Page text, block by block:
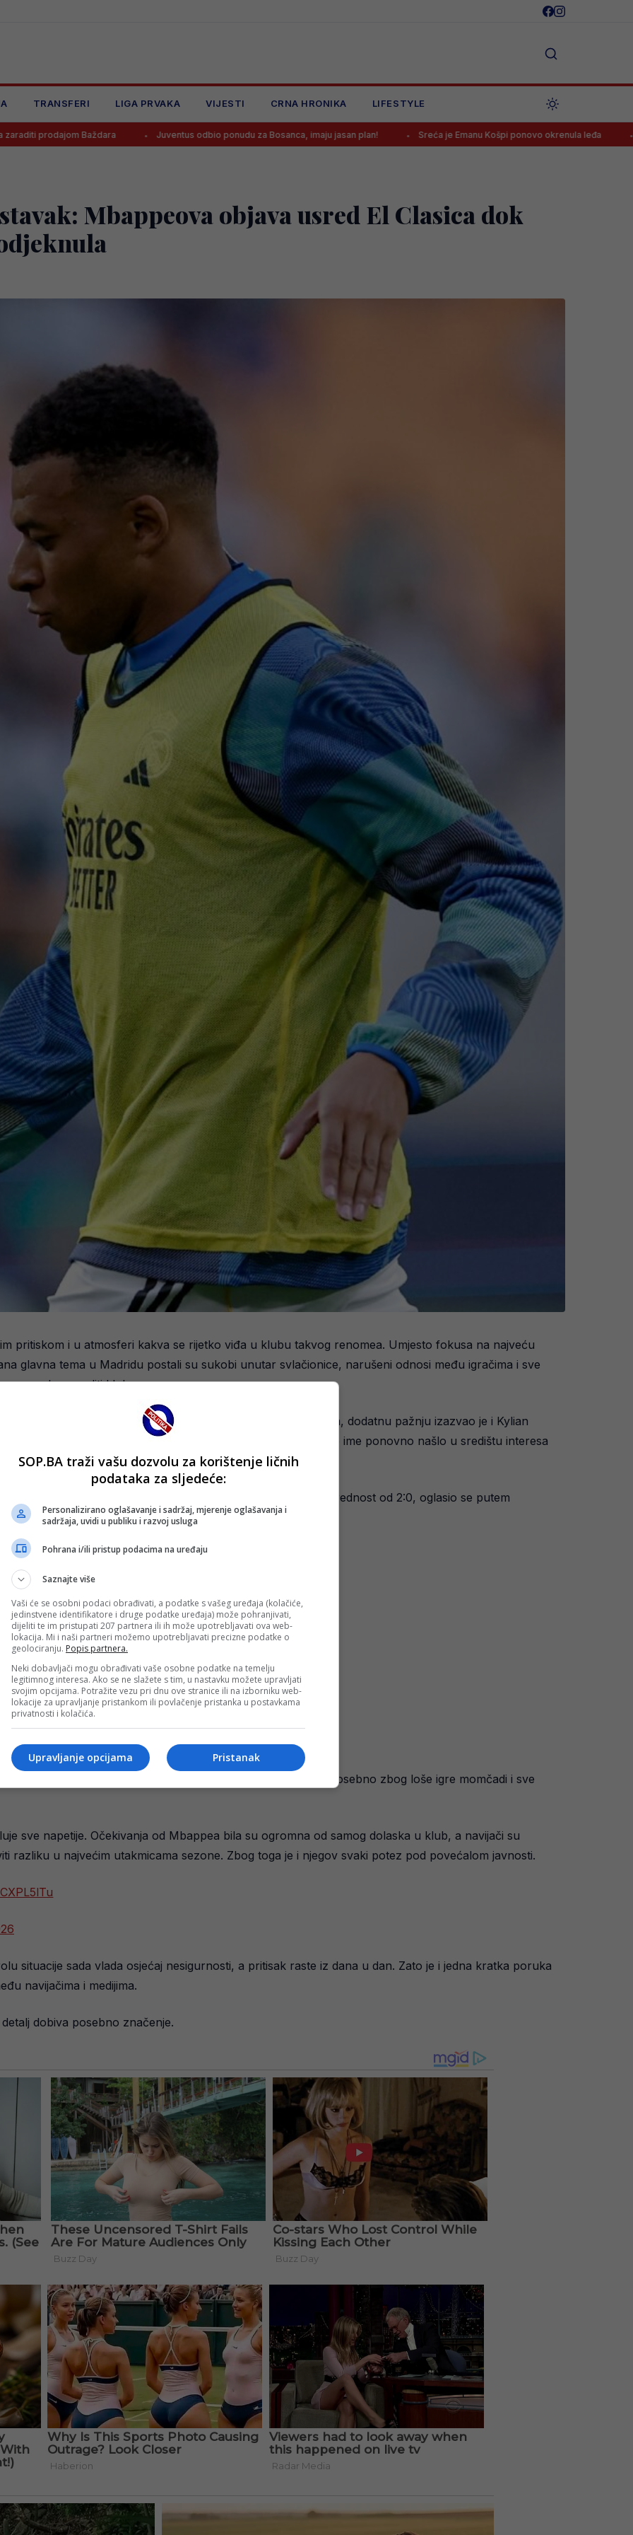
TRANSFERI LIGA PRVAKA VIJESTI CRNA HRONIKA LIFESTYLE
Baždara Juventus odbio ponudu za Bosanca, imaju jasan plan! Sreća je Emanu Košpi ponovo okrenula leđa Selektor
Mbappeova objava usred El Clasica dok
pritiskom i u atmosferi kakva se rijetko viđa u klubu takvog renomea. Umjesto fokusa na najveću
glavna tema u Madridu postali su sukobi unutar svlačionice, narušeni odnosi među igračima i sve
mogle pogoditi klub.
odlascima i čak povratku Josea Mourinha na klupu Reala, dodatnu pažnju izazvao je i Kylian
Barcelone zbog problema s ložom lijeve noge, ali se njegovo ime ponovno našlo u središtu interesa
poluvremena, u trenutku kada je Barcelona već imala prednost od 2:0, oglasio se putem
uz kratku poruku: “Hala Madrid.”
reakcije navijača bile su podijeljene.
smatrali da je objava stigla u potpuno pogrešnom trenutku, posebno zbog loše igre momčadi i sve
sve napetije. Očekivanja od Mbappea bila su ogromna od samog dolaska u klub, a navijači su
razliku u najvećim utakmicama sezone. Zbog toga je i njegov svaki potez pod povećalom javnosti.
situacije sada vlada osjećaj nesigurnosti, a pritisak raste iz dana u dan. Zato je i jedna kratka poruka
navijačima i medijima.
dobiva posebno značenje.
SOP.BA traži vašu dozvolu za korištenje ličnih
podataka za sljedeće:
Personalizirano oglašavanje i sadržaj, mjerenje oglašavanja i
sadržaja, uvidi u publiku i razvoj usluga
Pohrana i/ili pristup podacima na uređaju
Saznajte više
Vaši će se osobni podaci obrađivati, a podatke s vašeg uređaja (kolačiće,
jedinstvene identifikatore i druge podatke uređaja) može pohranjivati,
dijeliti te im pristupati 207 partnera ili ih može upotrebljavati ova web-
lokacija. Mi i naši partneri možemo upotrebljavati precizne podatke o
geolociranju. Popis partnera.
Neki dobavljači mogu obrađivati vaše osobne podatke na temelju
legitimnog interesa. Ako se ne slažete s tim, u nastavku možete upravljati
svojim opcijama. Potražite vezu pri dnu ove stranice ili na izborniku web-
lokacije za upravljanje pristankom ili povlačenje pristanka u postavkama
privatnosti i kolačića.
Pristanak
Upravljanje opcijama